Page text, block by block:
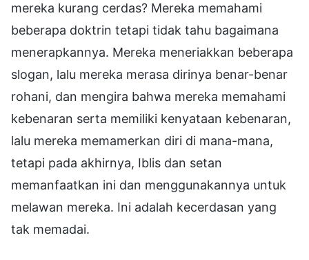
mereka kurang cerdas? Mereka memahami
beberapa doktrin tetapi tidak tahu bagaimana
menerapkannya. Mereka meneriakkan beberapa
slogan, lalu mereka merasa dirinya benar-benar
rohani, dan mengira bahwa mereka memahami
kebenaran serta memiliki kenyataan kebenaran,
lalu mereka memamerkan diri di mana-mana,
tetapi pada akhirnya, Iblis dan setan
memanfaatkan ini dan menggunakannya untuk
melawan mereka. Ini adalah kecerdasan yang
tak memadai.